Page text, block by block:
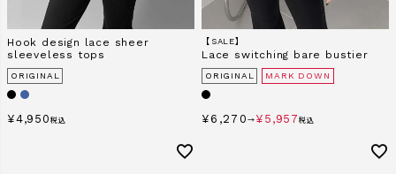
Hook design lace sheer
sleeveless tops
ORIGINAL
¥4,950 税込
【SALE】
Lace switching bare bustier
ORIGINAL MARK DOWN
¥ 6,270 → ¥ 5,957 税込